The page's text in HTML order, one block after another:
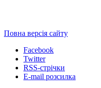
Повна версія сайту
Facebook
Twitter
RSS-стрічки
E-mail розсилка